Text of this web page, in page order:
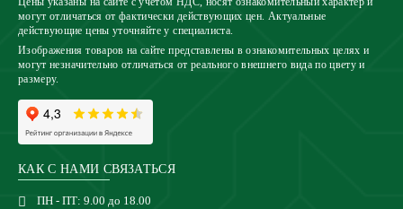
могут отличаться от фактически действующих цен. Актуальные
действующие цены уточняйте у специалиста.
Изображения товаров на сайте представлены в ознакомительных целях и
могут незначительно отличаться от реального внешнего вида по цвету и
размеру.
КАК С НАМИ СВЯЗАТЬСЯ
ПН - ПТ: 9.00 до 18.00